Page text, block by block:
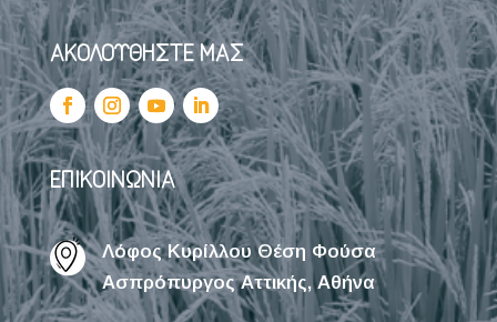
ΑΚΟΛΟΥΘΗΣΤΕ ΜΑΣ
ΕΠΙΚΟΙΝΩΝΙΑ
Λόφος Κυρίλλου Θέση Φούσα
Ασπρόπυργος Αττικής, Αθήνα